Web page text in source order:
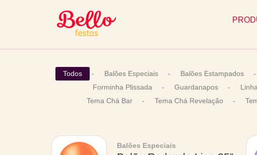
Todos - Balões Especiais - Balões Estampados -
Forminha Plissada
- Guardanapos -
Tema Chá Bar
- Tema Chá Revelação -
Balões Especiais